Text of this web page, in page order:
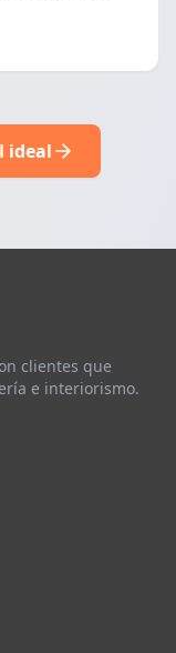
ideal
clientes que
e interiorismo.